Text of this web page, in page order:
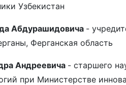
Узбекистан
Абдурашидовича -
Ферганская область
Андреевича - старшего
при Министерстве